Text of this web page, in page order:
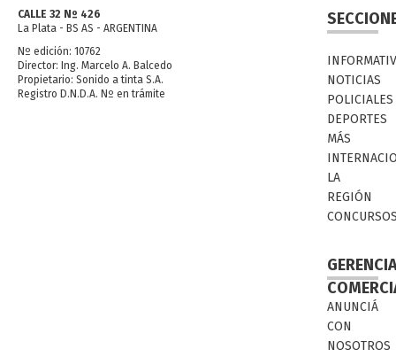
CALLE 32 Nº 426
La Plata - BS AS - ARGENTINA
Nº edición: 10762
Director: Ing. Marcelo A. Balcedo
Propietario: Sonido a tinta S.A.
Registro D.N.D.A. Nº en trámite
NOTICIAS
POLICIALES
DEPORTES
MÁS
LA
REGIÓN
ANUNCIÁ
CON
NOSOTROS